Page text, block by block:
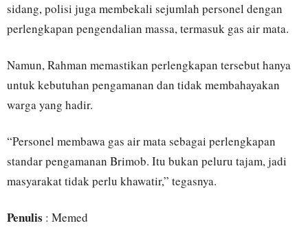
sidang, polisi juga membekali sejumlah personel dengan
perlengkapan pengendalian massa, termasuk gas air mata.
Namun, Rahman memastikan perlengkapan tersebut hanya
untuk kebutuhan pengamanan dan tidak membahayakan
warga yang hadir.
“Personel membawa gas air mata sebagai perlengkapan
standar pengamanan Brimob. Itu bukan peluru tajam, jadi
masyarakat tidak perlu khawatir,” tegasnya.
Penulis : Memed